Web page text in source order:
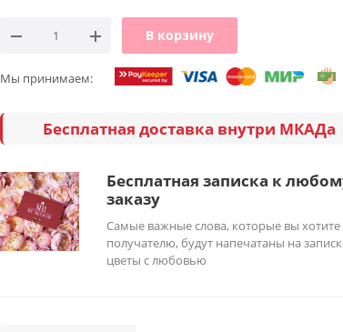
В корзину
Мы принимаем:
Бесплатная доставка внутри МКАДа
Бесплатная записка к
заказу
Самые важные слова, которые вы хотите
получателю, будут напечатаны на
цветы с любовью